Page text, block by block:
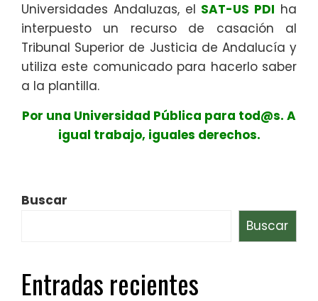
Universidades Andaluzas, el SAT-US PDI ha
interpuesto un recurso de casación al
Tribunal Superior de Justicia de Andalucía y
utiliza este comunicado para hacerlo saber
a la plantilla.
Por una Universidad Pública para tod@s. A
igual trabajo, iguales derechos.
Buscar
Buscar
Entradas recientes